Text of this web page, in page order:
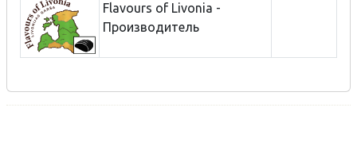
Flavours of Livonia -
Производитель